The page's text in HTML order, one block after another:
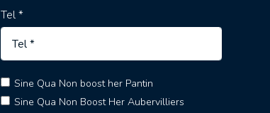
Tel *
Sine Qua Non boost her Pantin
Sine Qua Non Boost Her Aubervilliers